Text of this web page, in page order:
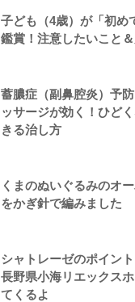
子ども（4歳）が「初め
鑑賞！注意したいこと
蓄膿症（副鼻腔炎）予
ッサージが効く！ひど
きる治し方
くまのぬいぐるみのオ
をかぎ針で編みました
シャトレーゼのポイント
長野県小海リエックス
てくるよ